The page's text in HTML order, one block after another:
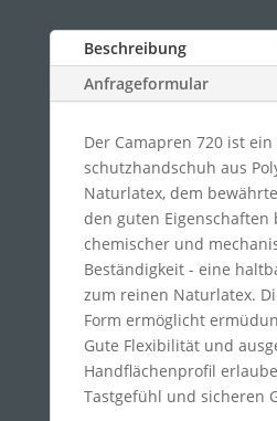
Beschreibung
Anfrageformular
Der Camapren 720 ist
schutzhandschuh aus
Naturlatex, dem
den guten Eigenschaften
chemischer und
Beständigkeit - eine
zum reinen Naturlatex.
Form ermöglicht
Gute Flexibilität und
Handflächenprofil
Tastgefühl und sicheren